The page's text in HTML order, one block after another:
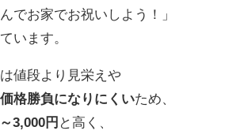
でお家でお祝いしよう！」
います。
値段より見栄えや
価格勝負になりにくいため、
3,000円 と高く、